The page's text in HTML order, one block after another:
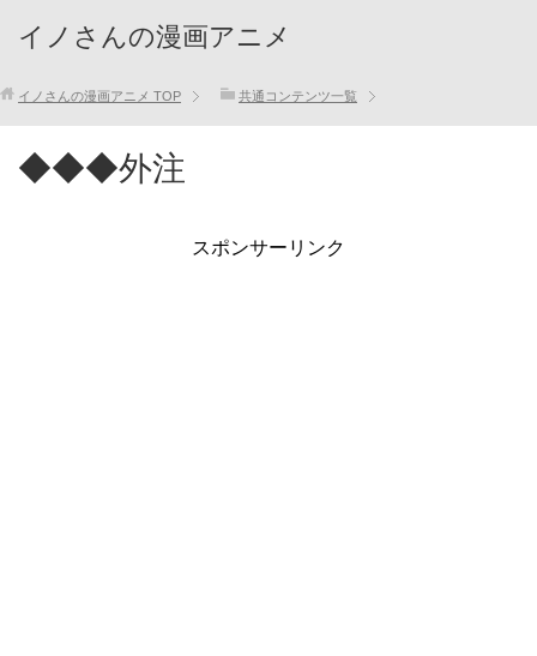
イノさんの漫画アニメ
イノさんの漫画アニメ TOP 共通コンテンツ一覧
◆◆◆外注
スポンサーリンク